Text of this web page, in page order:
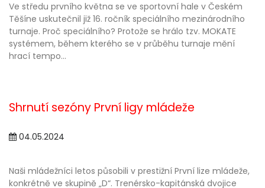
Ve středu prvního května se ve sportovní hale v Českém
Těšíne uskutečnil již 16. ročník speciálního mezinárodního
turnaje. Proč speciálního? Protože se hrálo tzv. MOKATE
systémem, během kterého se v průběhu turnaje mění
hrací tempo...
Shrnutí sezóny První ligy mládeže
04.05.2024
Naši mládežníci letos působili v prestižní První lize mládeže,
konkrétně ve skupině „D“. Trenérsko-kapitánská dvojice